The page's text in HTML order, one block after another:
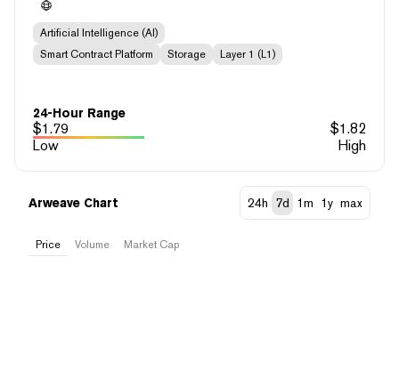
Artificial Intelligence (AI)
Smart Contract Platform
Storage Layer 1 (L1)
24-Hour Range
$1.79 $1.82
Low
High
Arweave Chart 24h 7d 1m 1y max
Price Volume Market Cap